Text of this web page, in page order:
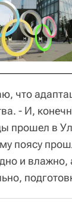
что
- И,
прошел в
поясу
и влажно,